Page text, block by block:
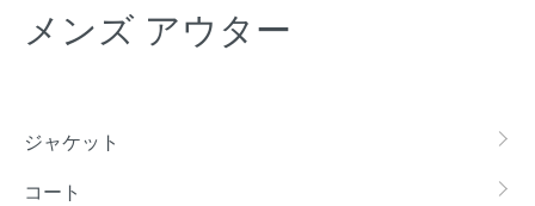
メンズ アウター
ジャケット
コート